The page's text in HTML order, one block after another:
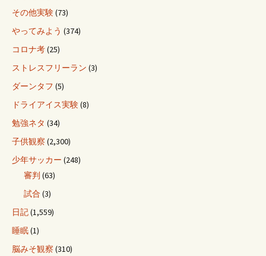
その他実験(73)
やってみよう (374)
コロナ考(25)
ストレスフリーラン (3)
ダーンタフ (5)
ドライアイス実験(8)
勉強ネタ (34)
子供観察 (2,300)
少年サッカー (248)
審判 (63)
試合 (3)
日記(1,559)
睡眠(1)
脳みそ観察 (310)